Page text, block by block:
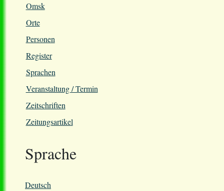
Omsk
Orte
Personen
Register
Sprachen
Veranstaltung / Termin
Zeitschriften
Zeitungsartikel
Sprache
Deutsch